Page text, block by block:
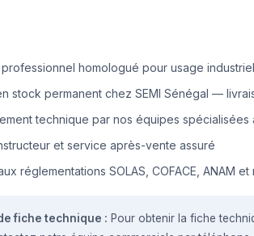
homologué pour usage
stock permanent chez SEMI Sénégal —
technique par nos équipes spécialisées
et service après-vente assuré
réglementations SOLAS, COFACE, ANAM
fiche technique : Pour obtenir la fiche